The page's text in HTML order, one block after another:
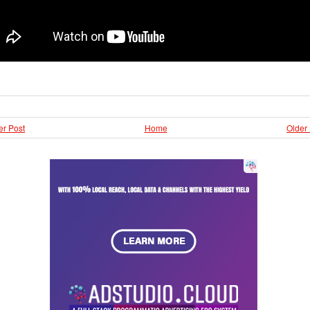
Post Older
Home